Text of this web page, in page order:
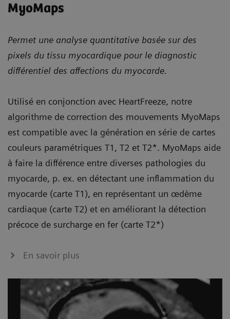
MyoMaps
Permet une analyse quantitative basée sur des
pixels du tissu myocardique pour le diagnostic
différentiel des affections du myocarde.
Utilisé en conjonction avec HeartFreeze, notre
algorithme de correction des mouvements MyoMaps
est compatible avec la génération en série de cartes
couleurs paramétriques T1, T2 et T2*. MyoMaps aide
à faire la différence entre diverses pathologies du
myocarde, p. ex. en détectant une inflammation du
myocarde (carte T1), en représentant un œdème
cardiaque (carte T2) et en améliorant la détection
précoce de surcharge en fer (carte T2*)
En savoir plus